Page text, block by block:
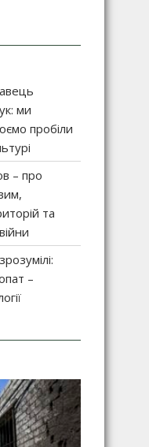
ми
пробіли
– про
та
–